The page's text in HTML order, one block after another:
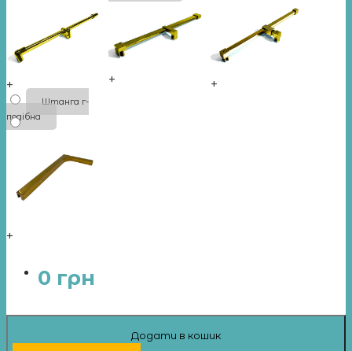
+ + +
Штанга г-
подібна
+
0 грн
Додати в кошик